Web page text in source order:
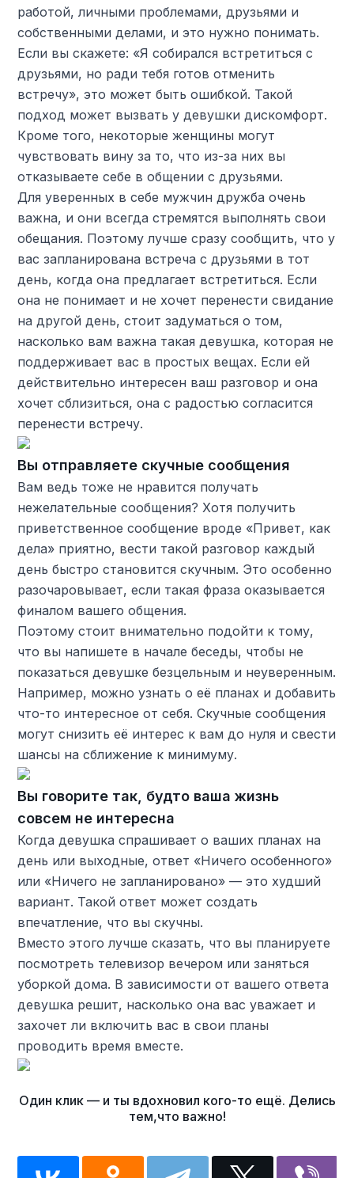
работой, личными проблемами, друзьями и
собственными делами, и это нужно понимать.
Если вы скажете: «Я собирался встретиться с
друзьями, но ради тебя готов отменить
встречу», это может быть ошибкой. Такой
подход может вызвать у девушки дискомфорт.
Кроме того, некоторые женщины могут
чувствовать вину за то, что из-за них вы
отказываете себе в общении с друзьями.
Для уверенных в себе мужчин дружба очень
важна, и они всегда стремятся выполнять свои
обещания. Поэтому лучше сразу сообщить, что у
вас запланирована встреча с друзьями в тот
день, когда она предлагает встретиться. Если
она не понимает и не хочет перенести свидание
на другой день, стоит задуматься о том,
насколько вам важна такая девушка, которая не
поддерживает вас в простых вещах. Если ей
действительно интересен ваш разговор и она
хочет сблизиться, она с радостью согласится
перенести встречу.
Вы отправляете скучные сообщения
Вам ведь тоже не нравится получать
нежелательные сообщения? Хотя получить
приветственное сообщение вроде «Привет, как
дела» приятно, вести такой разговор каждый
день быстро становится скучным. Это особенно
разочаровывает, если такая фраза оказывается
финалом вашего общения.
Поэтому стоит внимательно подойти к тому,
что вы напишете в начале беседы, чтобы не
показаться девушке безцельным и неуверенным.
Например, можно узнать о её планах и добавить
что-то интересное от себя. Скучные сообщения
могут снизить её интерес к вам до нуля и свести
шансы на сближение к минимуму.
Вы говорите так, будто ваша жизнь
совсем не интересна
Когда девушка спрашивает о ваших планах на
день или выходные, ответ «Ничего особенного»
или «Ничего не запланировано» — это худший
вариант. Такой ответ может создать
впечатление, что вы скучны.
Вместо этого лучше сказать, что вы планируете
посмотреть телевизор вечером или заняться
уборкой дома. В зависимости от вашего ответа
девушка решит, насколько она вас уважает и
захочет ли включить вас в свои планы
проводить время вместе.